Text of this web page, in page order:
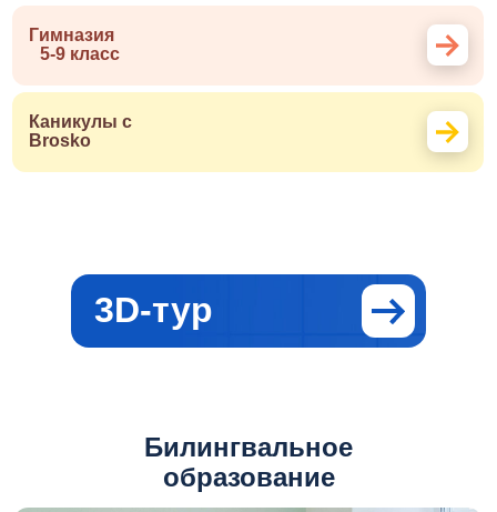
Каникулы с
Brosko
Гимназия
5-9 класс
3D-тур
Билингвальное
образование